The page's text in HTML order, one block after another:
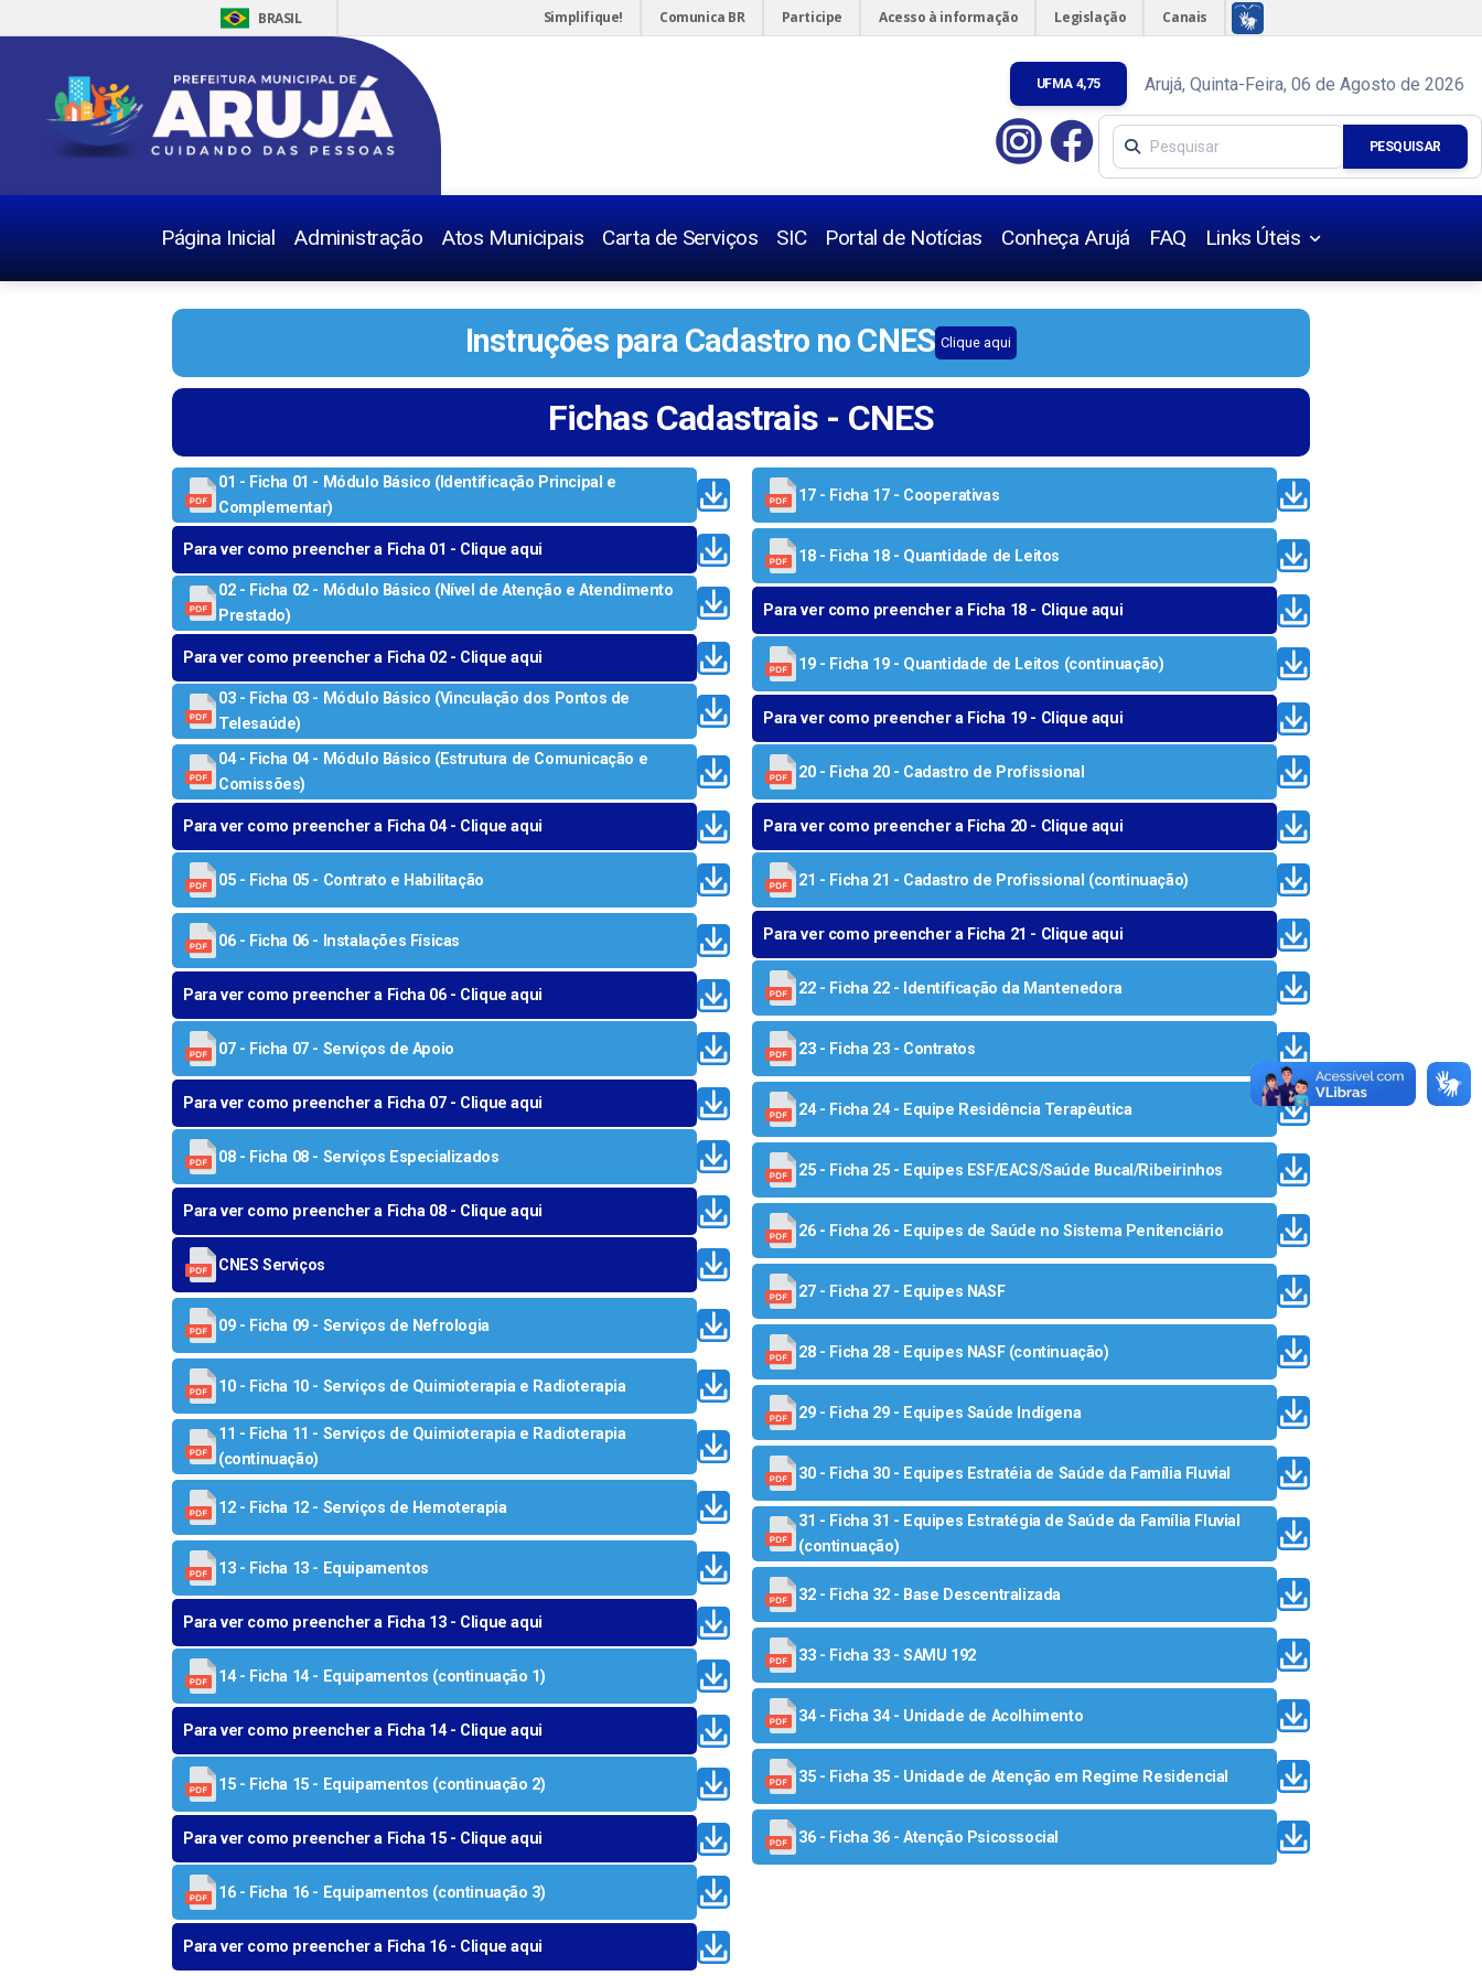
BRASIL Simplifique! Comunica BR Participe Acesso à informação Legislação Canais
UFMA 4,75 Arujá, Quinta-Feira, 06 de Agosto de 2026
PESQUISAR
Página Inicial Administração Atos Municipais Carta de Serviços SIC Portal de Notícias Conheça Arujá FAQ Links Úteis
Telefones Úteis
Legislações Urbanísticas
Servidor
Radares
Poupatempo
EMTU
Credencial de Idoso, Deficiente e Autista
Recurso Administrativo das Multas de Trânsito
2ª Via de Notificações das Multas de Trânsito
Instruções para Cadastro no CNES Clique aqui
Fichas Cadastrais - CNES
01 - Ficha 01 - Módulo Básico (Identificação Principal e
Complementar)
Para ver como preencher a Ficha 01 - Clique aqui
02 - Ficha 02 - Módulo Básico (Nível de Atenção e Atendimento
Prestado)
Para ver como preencher a Ficha 02 - Clique aqui
03 - Ficha 03 - Módulo Básico (Vinculação dos Pontos de
Telesaúde)
04 - Ficha 04 - Módulo Básico (Estrutura de Comunicação e
Comissões)
Para ver como preencher a Ficha 04 - Clique aqui
05 - Ficha 05 - Contrato e Habilitação
06 - Ficha 06 - Instalações Físicas
Para ver como preencher a Ficha 06 - Clique aqui
07 - Ficha 07 - Serviços de Apoio
Para ver como preencher a Ficha 07 - Clique aqui
08 - Ficha 08 - Serviços Especializados
Para ver como preencher a Ficha 08 - Clique aqui
CNES Serviços
09 - Ficha 09 - Serviços de Nefrologia
10 - Ficha 10 - Serviços de Quimioterapia e Radioterapia
11 - Ficha 11 - Serviços de Quimioterapia e Radioterapia
(continuação)
12 - Ficha 12 - Serviços de Hemoterapia
13 - Ficha 13 - Equipamentos
Para ver como preencher a Ficha 13 - Clique aqui
14 - Ficha 14 - Equipamentos (continuação 1)
Para ver como preencher a Ficha 14 - Clique aqui
15 - Ficha 15 - Equipamentos (continuação 2)
Para ver como preencher a Ficha 15 - Clique aqui
16 - Ficha 16 - Equipamentos (continuação 3)
Para ver como preencher a Ficha 16 - Clique aqui
17 - Ficha 17 - Cooperativas
18 - Ficha 18 - Quantidade de Leitos
Para ver como preencher a Ficha 18 - Clique aqui
19 - Ficha 19 - Quantidade de Leitos (continuação)
Para ver como preencher a Ficha 19 - Clique aqui
20 - Ficha 20 - Cadastro de Profissional
Para ver como preencher a Ficha 20 - Clique aqui
21 - Ficha 21 - Cadastro de Profissional (continuação)
Para ver como preencher a Ficha 21 - Clique aqui
22 - Ficha 22 - Identificação da Mantenedora
23 - Ficha 23 - Contratos
24 - Ficha 24 - Equipe Residência Terapêutica
25 - Ficha 25 - Equipes ESF/EACS/Saúde Bucal/Ribeirinhos
26 - Ficha 26 - Equipes de Saúde no Sistema Penitenciário
27 - Ficha 27 - Equipes NASF
28 - Ficha 28 - Equipes NASF (continuação)
29 - Ficha 29 - Equipes Saúde Indígena
30 - Ficha 30 - Equipes Estratéia de Saúde da Família Fluvial
31 - Ficha 31 - Equipes Estratégia de Saúde da Família Fluvial
(continuação)
32 - Ficha 32 - Base Descentralizada
33 - Ficha 33 - SAMU 192
34 - Ficha 34 - Unidade de Acolhimento
35 - Ficha 35 - Unidade de Atenção em Regime Residencial
36 - Ficha 36 - Atenção Psicossocial